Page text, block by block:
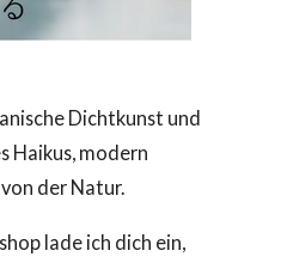
Dichtkunst und
Haikus, modern
der Natur.
lade ich dich ein,